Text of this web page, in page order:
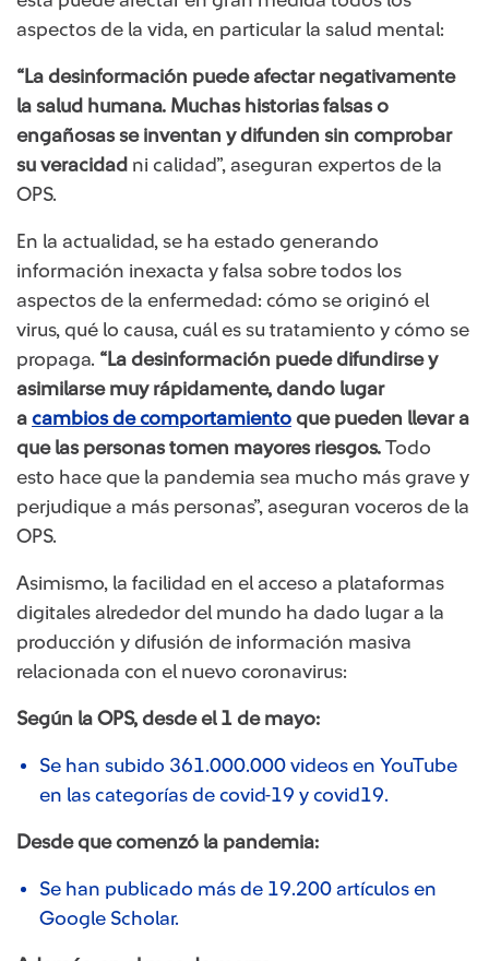
aspectos de la vida, en particular la salud mental:
“La desinformación puede afectar negativamente
la salud humana. Muchas historias falsas o
engañosas se inventan y difunden sin comprobar
su veracidad ni calidad”, aseguran expertos de la
OPS.
En la actualidad, se ha estado generando
información inexacta y falsa sobre todos los
aspectos de la enfermedad: cómo se originó el
virus, qué lo causa, cuál es su tratamiento y cómo se
propaga. “La desinformación puede difundirse y
asimilarse muy rápidamente, dando lugar
a cambios de comportamiento​ que pueden llevar a
que las personas tomen mayores riesgos. Todo
esto hace que la pandemia sea mucho más grave y
perjudique a más personas”, aseguran voceros de la
OPS.
Asimismo, la facilidad en el acceso a plataformas
digitales alrededor del mundo ha dado lugar a la
producción y difusión de información masiva
relacionada con el nuevo coronavirus:
Según la OPS, desde el 1 de mayo:
Se han subido 361.000.000​​ videos en YouTube
en las categorías de covid-19 y covid19.
Desde que comenzó la pandemia:
Se han publicado má​s de 19.200 artículos en
Google Scholar.